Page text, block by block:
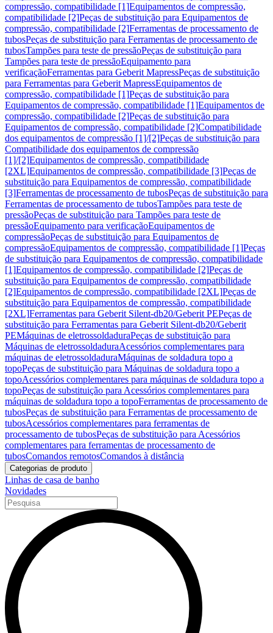
compressão, compatibilidade [1]Equipamentos de compressão,
compatibilidade [2]Peças de substituição para Equipamentos de
compressão, compatibilidade [2]Ferramentas de processamento de
tubosPeças de substituição para Ferramentas de processamento de
tubosTampões para teste de pressãoPeças de substituição para
Tampões para teste de pressãoEquipamento para
verificaçãoFerramentas para Geberit MapressPeças de substituição
para Ferramentas para Geberit MapressEquipamentos de
compressão, compatibilidade [1]Peças de substituição para
Equipamentos de compressão, compatibilidade [1]Equipamentos de
compressão, compatibilidade [2]Peças de substituição para
Equipamentos de compressão, compatibilidade [2]Compatibilidade
dos equipamentos de compressão [1]/[2]Peças de substituição para
Compatibilidade dos equipamentos de compressão
[1]/[2]Equipamentos de compressão, compatibilidade
[2XL]Equipamentos de compressão, compatibilidade [3]Peças de
substituição para Equipamentos de compressão, compatibilidade
[3]Ferramentas de processamento de tubosPeças de substituição para
Ferramentas de processamento de tubosTampões para teste de
pressãoPeças de substituição para Tampões para teste de
pressãoEquipamento para verificaçãoEquipamentos de
compressãoPeças de substituição para Equipamentos de
compressãoEquipamentos de compressão, compatibilidade [1]Peças
de substituição para Equipamentos de compressão, compatibilidade
[1]Equipamentos de compressão, compatibilidade [2]Peças de
substituição para Equipamentos de compressão, compatibilidade
[2]Equipamentos de compressão, compatibilidade [2XL]Peças de
substituição para Equipamentos de compressão, compatibilidade
[2XL]Ferramentas para Geberit Silent-db20/Geberit PEPeças de
substituição para Ferramentas para Geberit Silent-db20/Geberit
PEMáquinas de eletrossoldaduraPeças de substituição para
Máquinas de eletrossoldaduraAcessórios complementares para
máquinas de eletrossoldaduraMáquinas de soldadura topo a
topoPeças de substituição para Máquinas de soldadura topo a
topoAcessórios complementares para máquinas de soldadura topo a
topoPeças de substituição para Acessórios complementares para
máquinas de soldadura topo a topoFerramentas de processamento de
tubosPeças de substituição para Ferramentas de processamento de
tubosAcessórios complementares para ferramentas de
processamento de tubosPeças de substituição para Acessórios
complementares para ferramentas de processamento de
tubosComandos remotosComandos à distância
Categorias de produto
Linhas de casa de banho
Novidades